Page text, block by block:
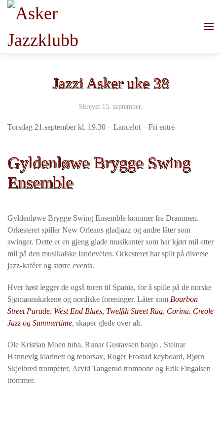
Jazzi Asker uke 38
Skrevet 15. september.
Torsdag 21.september kl. 19.30 – Lancelot – Fri entrè
Gyldenløwe Brygge Swing
Ensemble
Gyldenløwe Brygge Swing Ensemble kommer fra Drammen.
Orkesteret spiller New Orleans gladjazz og andre låter som
swinger. Dette er en gjeng glade musikanter som har kjørt mil etter
mil på den musikalske landeveien. Orkesteret har spilt på diverse
jazz-kaféer og større events.
Hver høst legger de også turen til Spania, for å spille på de norske
Sjømannskirkene og nordiske foreninger. Låter som Bourbon
Street Parade, West End Blues, Twelfth Street Rag, Corina, Creole
Jazz og Summertime, skaper glede over alt.
Ole Kristian Moen tuba, Runar Gustavsen banjo , Steinar
Hannevig klarinett og tenorsax, Roger Frostad keyboard, Bjørn
Skjelbred trompeter, Arvid Tangerud trombone og Erik Fingalsen
trommer.